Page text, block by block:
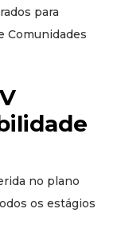
para
Comunidades
no plano
os estágios